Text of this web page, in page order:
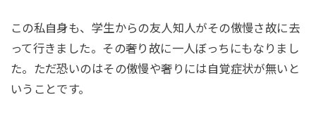
この私自身も、学生からの友人知人がその傲慢さ故に去
って行きました。その奢り故に一人ぼっちにもなりまし
た。ただ恐いのはその傲慢や奢りには自覚症状が無いと
いうことです。